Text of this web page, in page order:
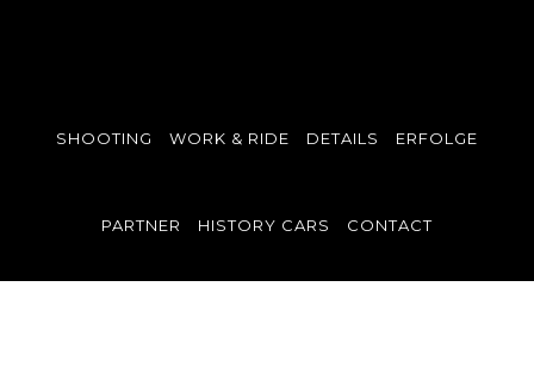
SHOOTING WORK & RIDE DETAILS ERFOLGE
PARTNER HISTORY CARS CONTACT